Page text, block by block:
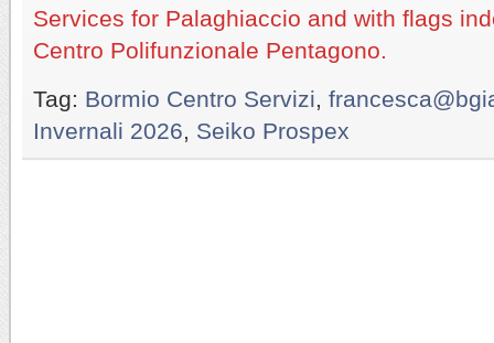
Services for Palaghiaccio and with flags
Centro Polifunzionale Pentagono.
Tag: Bormio Centro Servizi
Invernali 2026
Seiko Prospex